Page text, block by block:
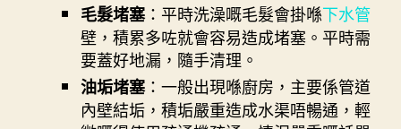
毛髮堵塞：平時洗澡嘅毛髮會掛喺下水管
壁，積累多咗就會容易造成堵塞。平時需
要蓋好地漏，隨手清理。
油垢堵塞：一般出現喺廚房，主要係管道
內壁結垢，積垢嚴重造成水渠唔暢通，輕